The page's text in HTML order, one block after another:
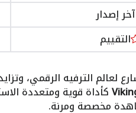
آخر إصدار
التقييم
كأداة قوية ومتعددة
مخصصة ومرنة.